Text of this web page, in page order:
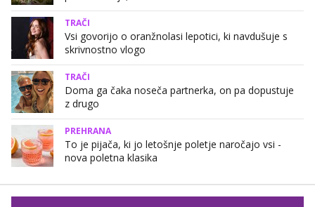
TRAČI
Vsi govorijo o oranžnolasi lepotici, ki navdušuje s
skrivnostno vlogo
TRAČI
Doma ga čaka noseča partnerka, on pa dopustuje
z drugo
PREHRANA
To je pijača, ki jo letošnje poletje naročajo vsi -
nova poletna klasika